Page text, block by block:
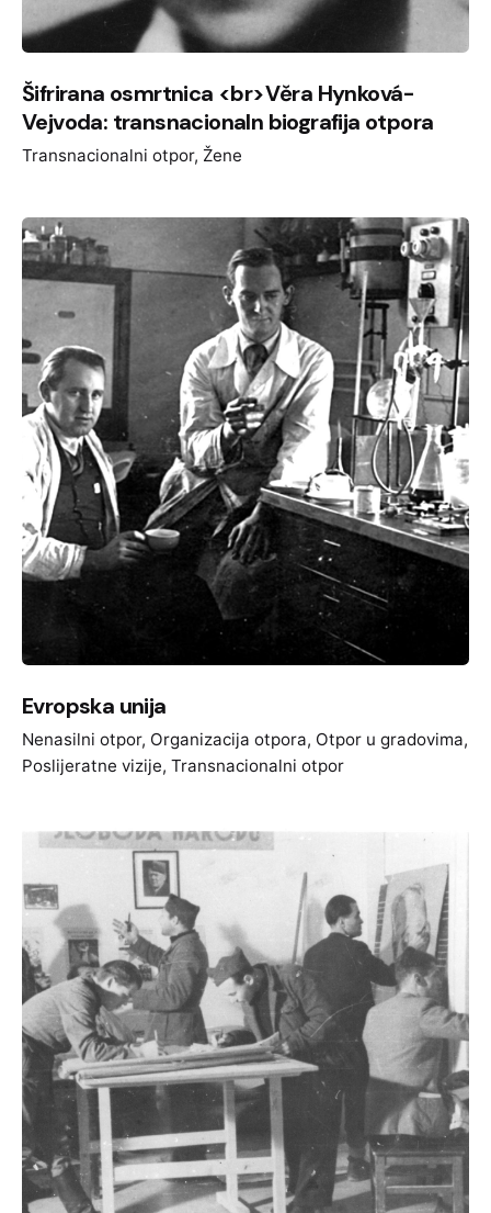
Šifrirana osmrtnica <br>Věra Hynková-
Vejvoda: transnacionaln biografija otpora
Transnacionalni otpor Žene
Evropska unija
Nenasilni otpor Organizacija otpora Otpor u gradovima
Poslijeratne vizije Transnacionalni otpor